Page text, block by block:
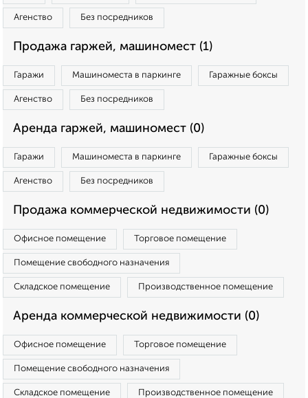
Агенство Без посредников
Продажа гаржей, машиномест (1)
Гаражи Машиноместа в паркинге Гаражные боксы
Агенство Без посредников
Аренда гаржей, машиномест (0)
Гаражи Машиноместа в паркинге Гаражные боксы
Агенство Без посредников
Продажа коммерческой недвижимости (0)
Офисное помещение Торговое помещение
Помещение свободного назначения
Складское помещение Производственное помещение
Аренда коммерческой недвижимости (0)
Офисное помещение Торговое помещение
Помещение свободного назначения
Складское помещение Производственное помещение